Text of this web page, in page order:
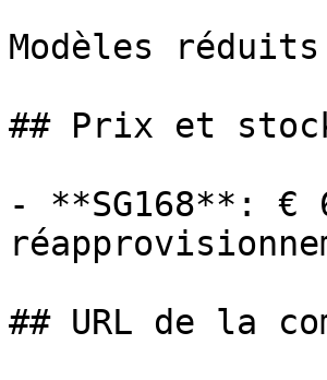
Modèles
## Prix et
- **SG168**: €
## URL de la